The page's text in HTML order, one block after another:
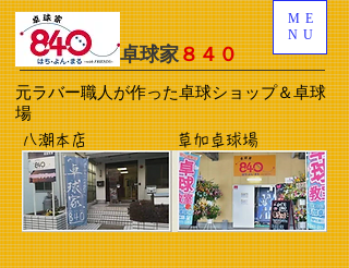
卓球家８４０
元ラバー職人が作った卓球ショップ＆卓球
場
ME
NU
八潮本店 草加卓球場